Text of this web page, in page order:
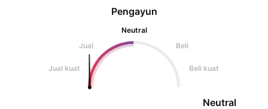
Pengayun
Neutral
Jual
Beli
Jual kuat Beli kuat
Neutral